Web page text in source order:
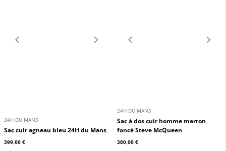
24H DU MANS
Sac cuir agneau noir 24H du Mans
24H DU MANS
Sac cuir agneau rouge 24H du
Mans